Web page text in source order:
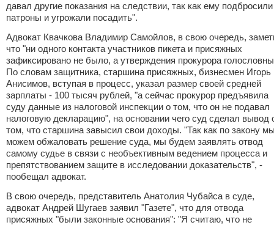
давал другие показания на следствии, так как ему подбросили
патроны и угрожали посадить".
Адвокат Квачкова Владимир Самойлов, в свою очередь,
что "ни одного контакта участников пикета и присяжных
зафиксировано не было, а утверждения прокурора
По словам защитника, старшина присяжных, бизнесмен Игорь
Анисимов, вступая в процесс, указал размер своей средней
зарплаты - 100 тысяч рублей, "а сейчас прокурор предъявила
суду данные из налоговой инспекции о том, что он не подавал
налоговую декларацию", на основании чего суд сделал вывод
том, что старшина завысил свои доходы. "Так как по закону
можем обжаловать решение суда, мы будем заявлять отвод
самому судье в связи с необъективным ведением процесса и
препятствованием защите в исследовании доказательств", -
пообещал адвокат.
В свою очередь, представитель Анатолия Чубайса в суде,
адвокат Андрей Шугаев заявил "Газете", что для отвода
присяжных "были законные основания": "Я считаю, что не